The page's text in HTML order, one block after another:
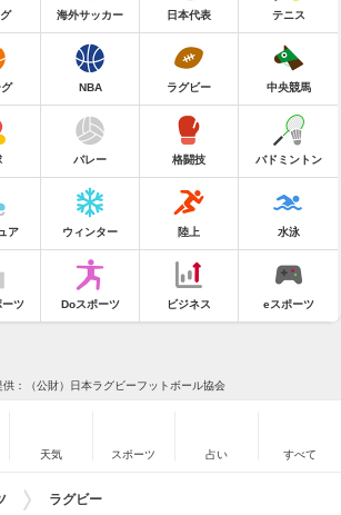
海外サッカー 日本代表 テニス
NBA ラグビー 中央競馬
バレー 格闘技 バドミントン
ア ウィンター 陸上 水泳
ーツ Doスポーツ ビジネス eスポーツ
供：（公財）日本ラグビーフットボール協会
天気 スポーツ 占い すべて
ラグビー